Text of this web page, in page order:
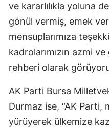
ve kararlılıkla yoluna
gönül vermiş, emek
mensuplarımıza
kadrolarımızın azmi
rehberi olarak
AK Parti Bursa
Durmaz ise, “AK Parti,
yürüyerek ülkemize